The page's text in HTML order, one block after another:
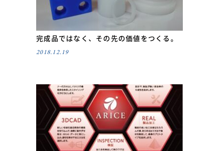
完成品ではなく、その先の価値をつくる。
2018.12.19